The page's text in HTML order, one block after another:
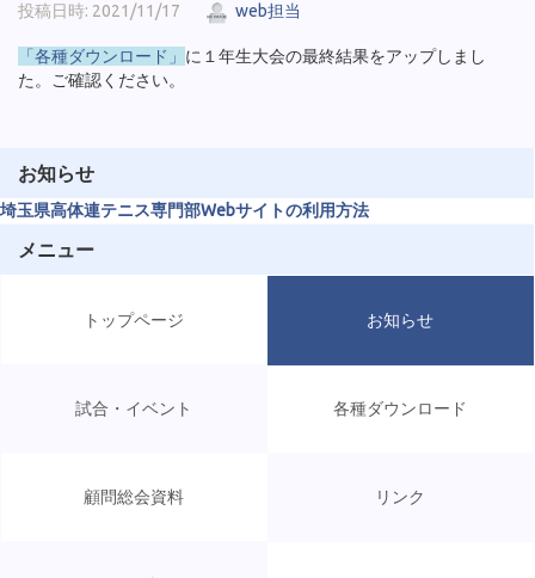
投稿日時: 2021/11/17 web担当
「各種ダウンロード」 に１年生大会の最終結果をアップしまし
た。ご確認ください。
お知らせ
埼玉県高体連テニス専門部Webサイトの利用方法
メニュー
トップページ お知らせ
試合・イベント 各種ダウンロード
顧問総会資料 リンク